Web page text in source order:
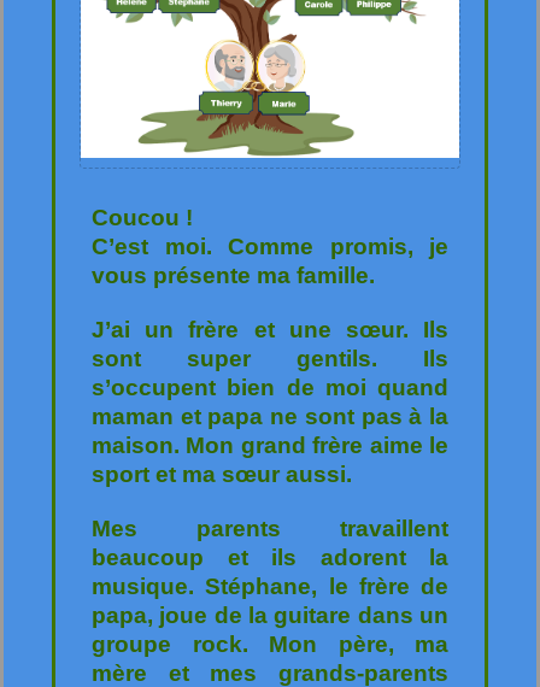
Coucou !
C’est moi. Comme promis, je
vous présente ma famille.
J’ai un frère et une sœur. Ils
sont super gentils. Ils
s’occupent bien de moi quand
maman et papa ne sont pas à la
maison. Mon grand frère aime le
sport et ma sœur aussi.
Mes parents travaillent
beaucoup et ils adorent la
musique. Stéphane, le frère de
papa, joue de la guitare dans un
groupe rock. Mon père, ma
mère et mes grands-parents